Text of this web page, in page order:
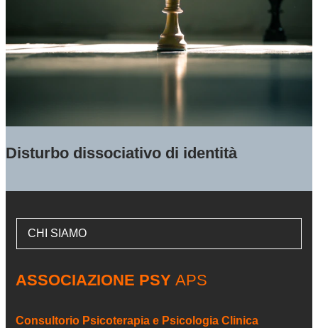
Disturbo dissociativo di identità
CHI SIAMO
ASSOCIAZIONE PSY APS
Consultorio Psicoterapia e Psicologia Clinica